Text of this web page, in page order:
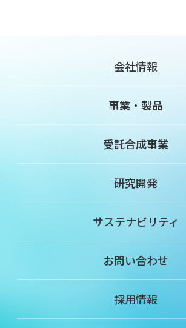
会社情報
事業・製品
受託合成事業
研究開発
サステナビリティ
お問い合わせ
採用情報